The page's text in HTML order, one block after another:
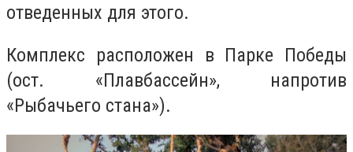
отведенных для этого.
Комплекс расположен в Парке Победы
(ост. «Плавбассейн», напротив
«Рыбачьего стана»).